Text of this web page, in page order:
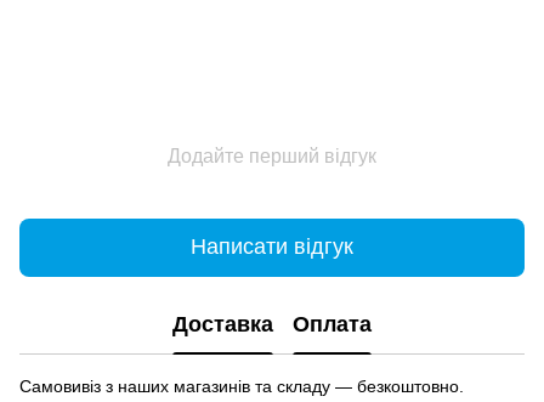
Додайте перший відгук
Написати відгук
Доставка Оплата
Самовивіз з наших магазинів та складу — безкоштовно.